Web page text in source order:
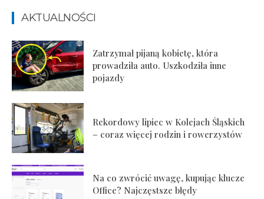
AKTUALNOŚCI
Zatrzymał pijaną kobietę, która
prowadziła auto. Uszkodziła inne
pojazdy
Rekordowy lipiec w Kolejach Śląskich
– coraz więcej rodzin i rowerzystów
Na co zwrócić uwagę, kupując klucze
Office? Najczęstsze błędy